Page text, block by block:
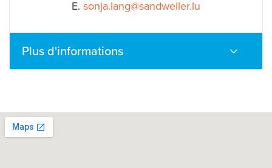
E. sonja.lang@sandweiler.lu
Plus d'informations